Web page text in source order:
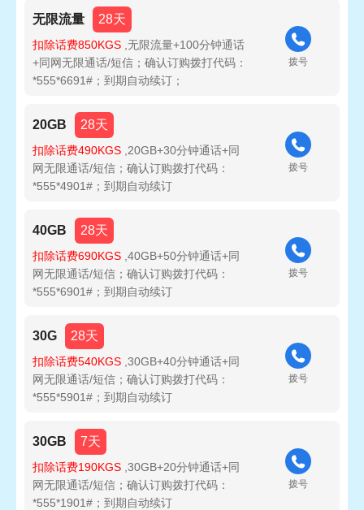
无限流量 28天
扣除话费850KGS ,无限流量+100分钟通话
+同网无限通话/短信；确认订购拨打代码：
*555*6691#；到期自动续订；
拨号
20GB 28天
扣除话费490KGS ,20GB+30分钟通话+同
网无限通话/短信；确认订购拨打代码：
*555*4901#；到期自动续订
拨号
40GB 28天
扣除话费690KGS ,40GB+50分钟通话+同
网无限通话/短信；确认订购拨打代码：
*555*6901#；到期自动续订
拨号
30G 28天
扣除话费540KGS ,30GB+40分钟通话+同
网无限通话/短信；确认订购拨打代码：
*555*5901#；到期自动续订
拨号
30GB 7天
扣除话费190KGS ,30GB+20分钟通话+同
网无限通话/短信；确认订购拨打代码：
*555*1901#；到期自动续订
拨号